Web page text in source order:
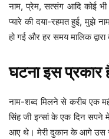
नाम, प्रेम, सत्संग आदि कोई
प्यारे की दया-रहमत हुई, मुझे
हो गई और हर समय मालिक
घटना इस प्रकार
नाम-शब्द मिलने से करीब एक
सिंह जी इन्सां के एक दिन सपने
आए थे। मेरी दुकान के आगे उस